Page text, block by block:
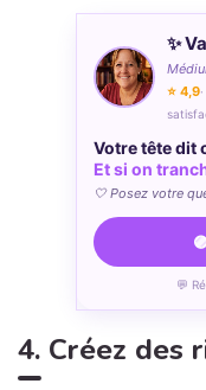
✨
⭐ 4,9
Votre tête dit
Et si on
🤍 Posez votre
💬
4. Créez des